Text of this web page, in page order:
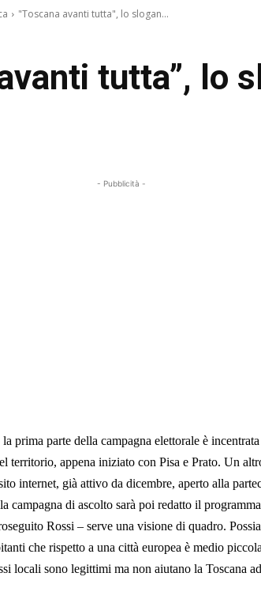
"Toscana avanti tutta", lo slogan...
tutta”, lo
- Pubblicità -
prima parte della campagna elettorale è
territorio, appena iniziato con Pisa e Prato. Un
internet, già attivo da dicembre, aperto alla
campagna di ascolto sarà poi redatto il
Rossi – serve una visione di quadro.
che rispetto a una città europea è medio
locali sono legittimi ma non aiutano la Toscana ad